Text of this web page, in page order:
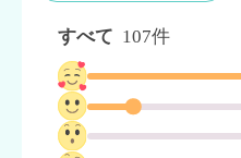
すべて 107件